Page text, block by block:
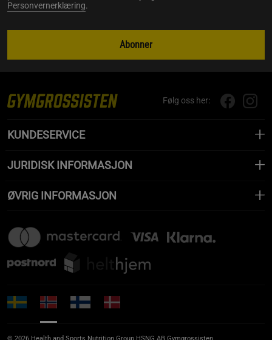
Personvernerklæring.
Abonner
Følg oss her:
KUNDESERVICE
JURIDISK INFORMASJON
ØVRIG INFORMASJON
© 2026 Health and Sports Nutrition Group HSNG AB Gymgrossisten